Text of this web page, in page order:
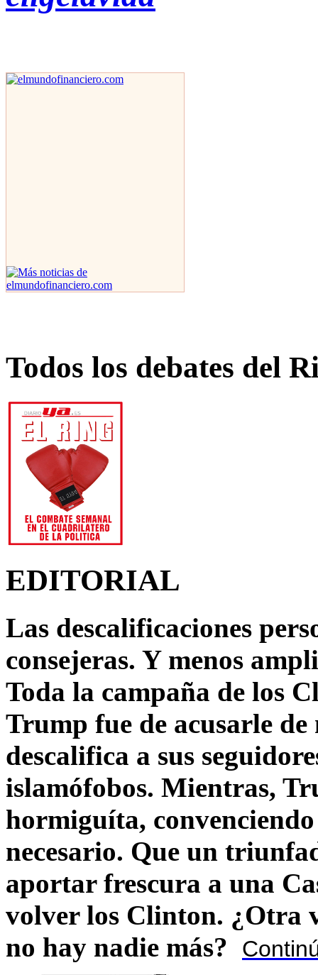
Todos los debates del
EDITORIAL
Las descalificaciones
consejeras. Y menos
Toda la campaña de los
Trump fue de acusarle
descalifica a sus
islamófobos. Mientras,
hormiguíta,
necesario. Que un
aportar frescura a una
volver los Clinton. ¿Otra
no hay nadie más?